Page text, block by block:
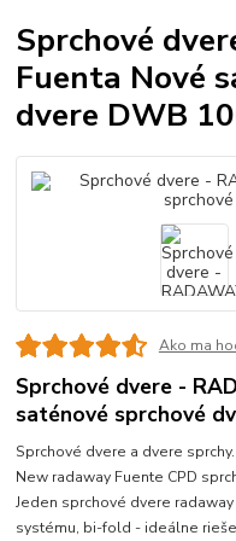
Sprchové
Fuenta Nové
dvere DWB
Ako ma
Sprchové dvere -
saténové sprchové
Sprchové dvere a dvere
New radaway Fuente CPD
Jeden sprchové dvere
systému, bi-fold - ideálne